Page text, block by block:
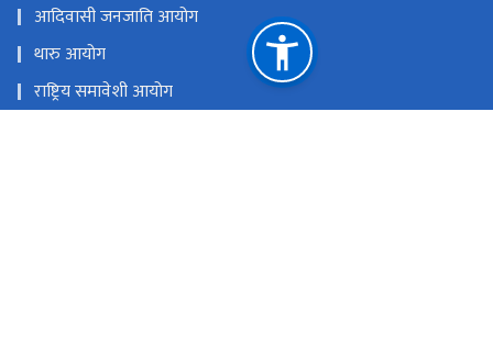
आदिवासी जनजाति आयोग
थारु आयोग
राष्ट्रिय समावेशी आयोग